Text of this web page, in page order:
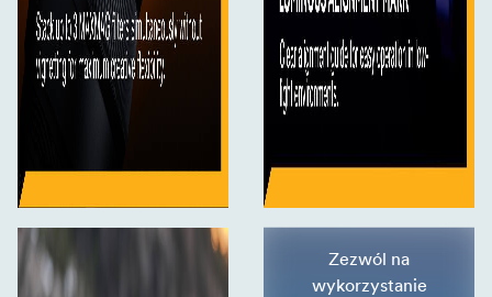
Zezwól na
wykorzystanie